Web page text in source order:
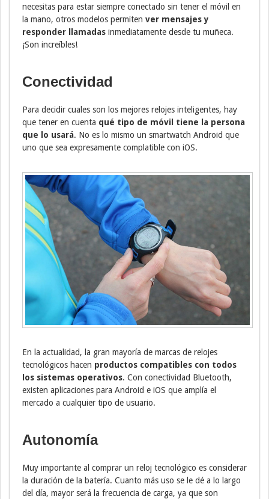
necesitas para estar siempre conectado sin tener el móvil en
la mano, otros modelos permiten ver mensajes y
responder llamadas inmediatamente desde tu muñeca.
¡Son increíbles!
Conectividad
Para decidir cuales son los mejores relojes inteligentes, hay
que tener en cuenta qué tipo de móvil tiene la persona
que lo usará. No es lo mismo un smartwatch Android que
uno que sea expresamente complatible con iOS.
En la actualidad, la gran mayoría de marcas de relojes
tecnológicos hacen productos compatibles con todos
los sistemas operativos. Con conectividad Bluetooth,
existen aplicaciones para Android e iOS que amplía el
mercado a cualquier tipo de usuario.
Autonomía
Muy importante al comprar un reloj tecnológico es considerar
la duración de la batería. Cuanto más uso se le dé a lo largo
del día, mayor será la frecuencia de carga, ya que son